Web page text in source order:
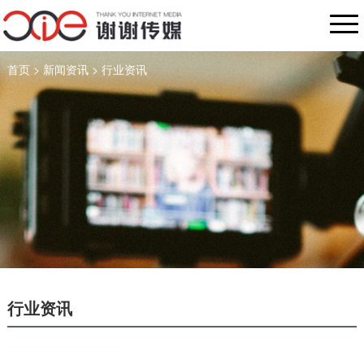
首页> 新闻资讯>行业资讯
行业资讯